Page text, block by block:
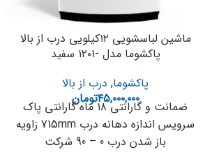
ماشین لباسشویی ۱۲کیلویی درب از بالا
پاکشوما مدل -۱۲۰۱ سفید
پاکشوما, درب از بالا
۴۵,۰۰۰,۰۰۰تومان
ضمانت و گارانتی ۱۸ ماه گارانتی پاک
سرویس اندازه دهانه درب 715mm زاویه
باز شدن درب 0 – 90 شرکت